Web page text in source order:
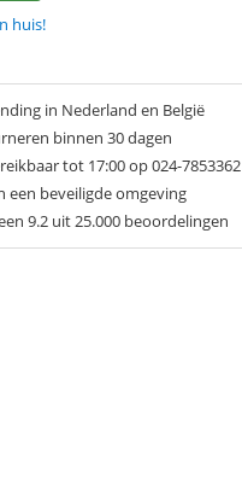
huis!
in Nederland en België
binnen 30 dagen
tot 17:00 op 024-7853362
een beveiligde omgeving
9.2 uit 25.000 beoordelingen